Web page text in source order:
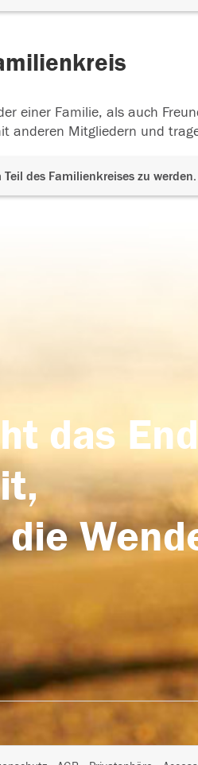
einer Familie, als auch
anderen Mitgliedern und
des Familienkreises zu werden.
das